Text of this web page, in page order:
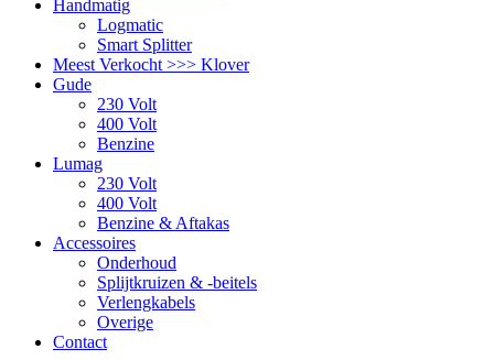
Handmatig
Logmatic
Smart Splitter
Meest Verkocht >>> Klover
Gude
230 Volt
400 Volt
Benzine
Lumag
230 Volt
400 Volt
Benzine & Aftakas
Accessoires
Onderhoud
Splijtkruizen & -beitels
Verlengkabels
Overige
Contact